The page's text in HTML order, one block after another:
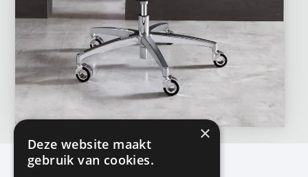
×
Deze website maakt
gebruik van cookies.